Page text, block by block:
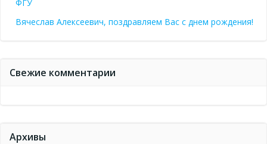
ФГУ
Вячеслав Алексеевич, поздравляем Вас с днем рождения!
Свежие комментарии
Архивы